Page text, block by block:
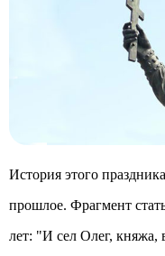
История этого
прошлое. Фрагмент
лет: "И сел Олег, княжа,